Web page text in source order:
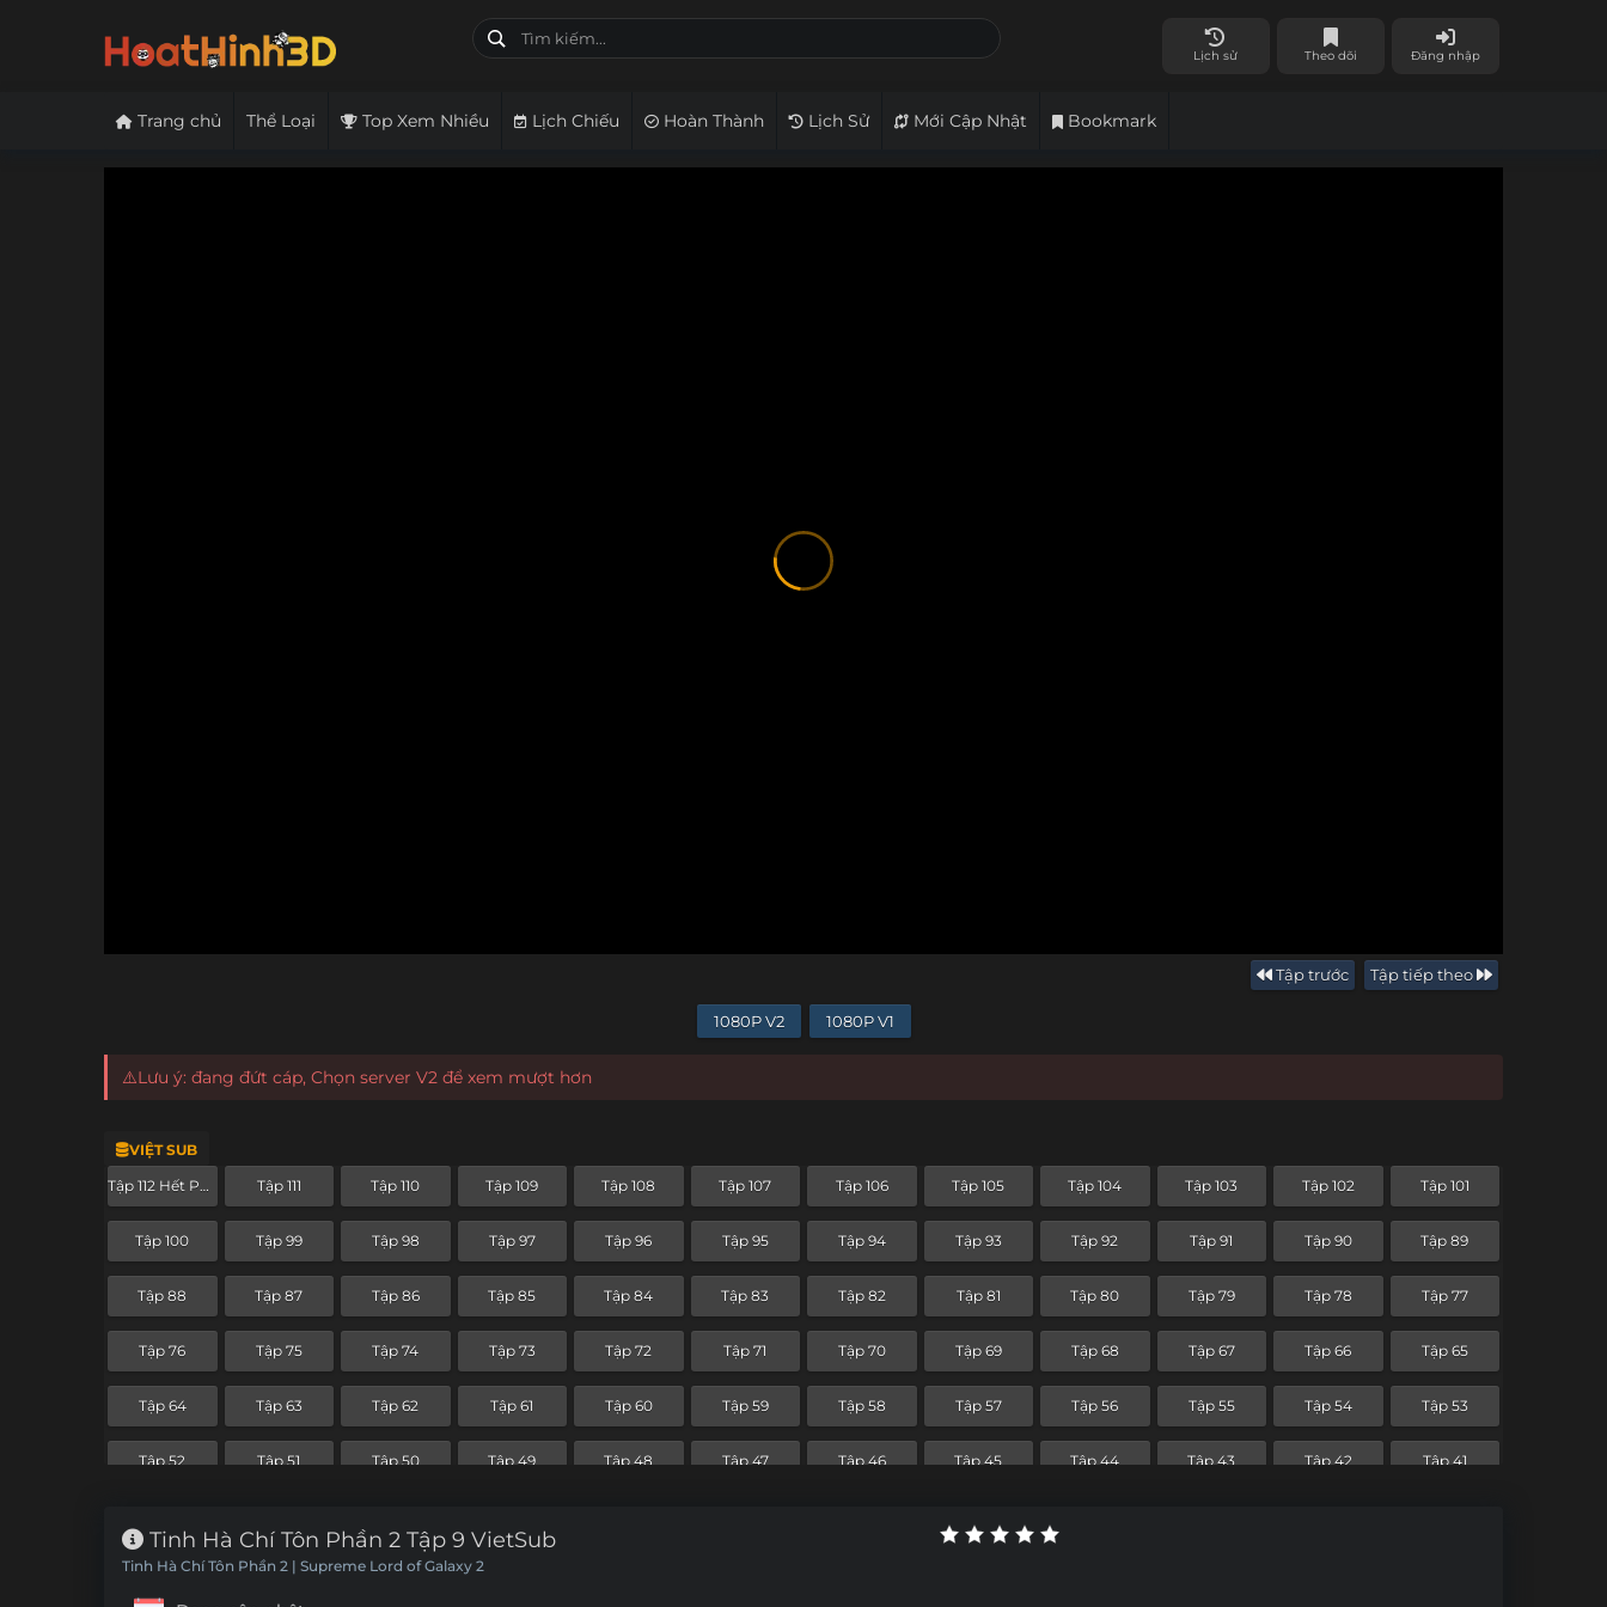
Lịch sử Theo dõi Đăng nhập
Trang chủ Thể Loại Top Xem Nhiều Lịch Chiếu Hoàn Thành Lịch Sử Mới Cập Nhật Bookmark
Tập trước Tập tiếp theo
1080P V2 1080P V1
⚠️Lưu ý: đang đứt cáp, Chọn server V2 để xem mượt hơn
VIỆT SUB
Tập 112 Hết Phần Tập 111 Tập 110 Tập 109 Tập 108 Tập 107 Tập 106 Tập 105 Tập 104 Tập 103 Tập 102 Tập 101
Tập 100 Tập 99 Tập 98 Tập 97 Tập 96 Tập 95 Tập 94 Tập 93 Tập 92 Tập 91 Tập 90 Tập 89
Tập 88 Tập 87 Tập 86 Tập 85 Tập 84 Tập 83 Tập 82 Tập 81 Tập 80 Tập 79 Tập 78 Tập 77
Tập 76 Tập 75 Tập 74 Tập 73 Tập 72 Tập 71 Tập 70 Tập 69 Tập 68 Tập 67 Tập 66 Tập 65
Tập 64 Tập 63 Tập 62 Tập 61 Tập 60 Tập 59 Tập 58 Tập 57 Tập 56 Tập 55 Tập 54 Tập 53
Tập 52 Tập 51 Tập 50 Tập 49 Tập 48 Tập 47 Tập 46 Tập 45 Tập 44 Tập 43 Tập 42 Tập 41
Tập 28 Tập 27 Tập 26
Tinh Hà Chí Tôn Phần 2 Tập 9 VietSub
Tinh Hà Chí Tôn Phần 2 | Supreme Lord of Galaxy 2